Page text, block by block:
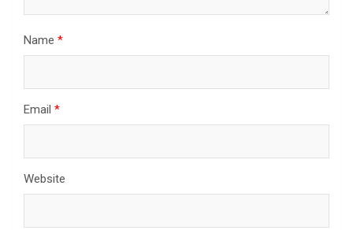
Name *
Email *
Website